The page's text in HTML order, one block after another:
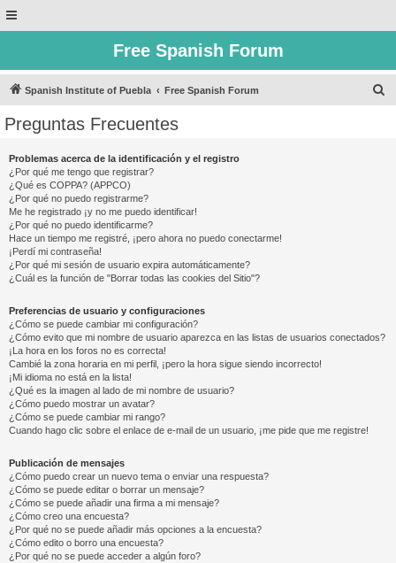
Free Spanish Forum
Spanish Institute of Puebla Free Spanish Forum
Preguntas Frecuentes
Problemas acerca de la identificación y el registro
¿Por qué me tengo que registrar?
¿Qué es COPPA? (APPCO)
¿Por qué no puedo registrarme?
Me he registrado ¡y no me puedo identificar!
¿Por qué no puedo identificarme?
Hace un tiempo me registré, ¡pero ahora no puedo conectarme!
¡Perdí mi contraseña!
¿Por qué mi sesión de usuario expira automáticamente?
¿Cuál es la función de "Borrar todas las cookies del Sitio"?
Preferencias de usuario y configuraciones
¿Cómo se puede cambiar mi configuración?
¿Cómo evito que mi nombre de usuario aparezca en las listas de usuarios conectados?
¡La hora en los foros no es correcta!
Cambié la zona horaria en mi perfil, ¡pero la hora sigue siendo incorrecto!
¡Mi idioma no está en la lista!
¿Qué es la imagen al lado de mi nombre de usuario?
¿Cómo puedo mostrar un avatar?
¿Cómo se puede cambiar mi rango?
Cuando hago clic sobre el enlace de e-mail de un usuario, ¡me pide que me registre!
Publicación de mensajes
¿Cómo puedo crear un nuevo tema o enviar una respuesta?
¿Cómo se puede editar o borrar un mensaje?
¿Cómo se puede añadir una firma a mi mensaje?
¿Cómo creo una encuesta?
¿Por qué no se puede añadir más opciones a la encuesta?
¿Cómo edito o borro una encuesta?
¿Por qué no se puede acceder a algún foro?